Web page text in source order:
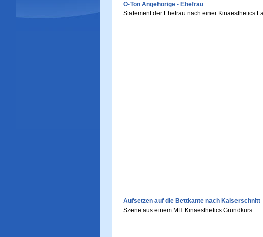
O-Ton Angehörige - Ehefrau
Statement der Ehefrau nach einer Kinaesthetics
Aufsetzen auf die Bettkante nach Kaiserschnitt
Szene aus einem MH Kinaesthetics Grundkurs.